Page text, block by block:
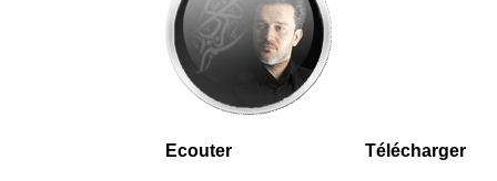
Ecouter Télécharger